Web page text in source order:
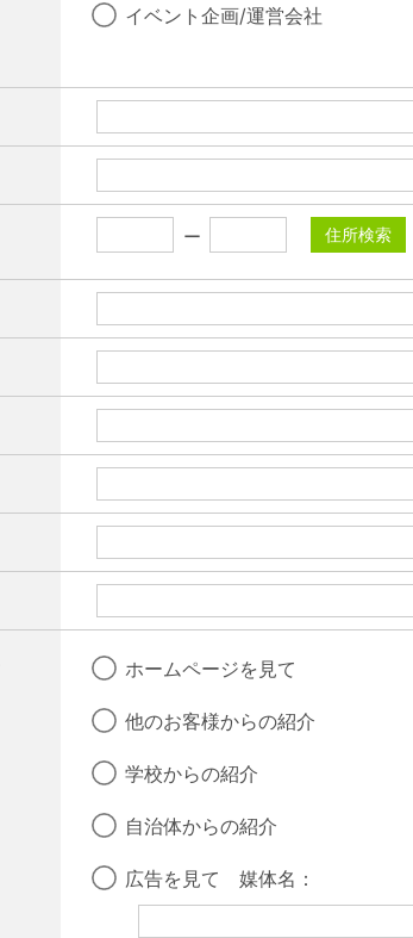
イベント企画/運営会社
住所検索
ホームページを見て
他のお客様からの紹介
学校からの紹介
自治体からの紹介
広告を見て 媒体名：